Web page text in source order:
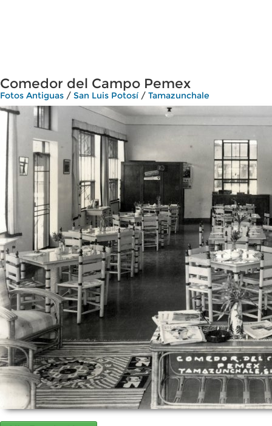
Comedor del Campo Pemex
Fotos Antiguas / San Luis Potosí / Tamazunchale